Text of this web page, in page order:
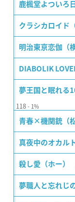
鹿楓堂よついろ
クラシカロイド
明治東亰恋伽（
DIABOLIK
夢王国と眠れる
118 1%
青春×機関銃（
真夜中のオカル
殺し愛（ホー）
夢職人と忘れじ